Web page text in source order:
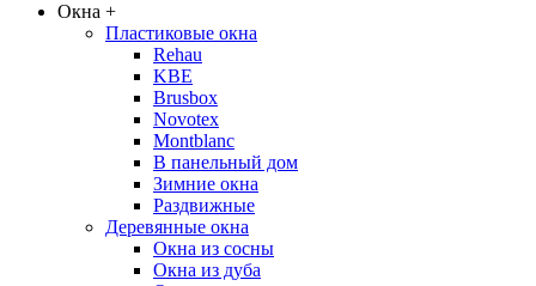
Окна +
Пластиковые окна
Rehau
KBE
Brusbox
Novotex
Montblanc
В панельный дом
Зимние окна
Раздвижные
Деревянные окна
Окна из сосны
Окна из дуба